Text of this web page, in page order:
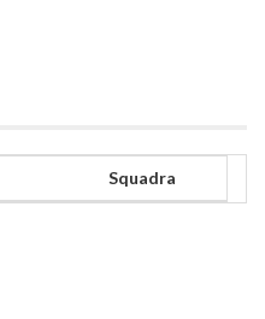
Squadra